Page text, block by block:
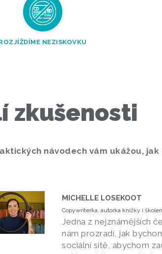
NEZISKOVKU
zkušenosti
návodech vám ukážou, jak
MICHELLE LOSEKOOT
Copywriterka, autorka knížky i
Jedna z nejznámějších
nám prozradí, jak
sociální sítě, abychom